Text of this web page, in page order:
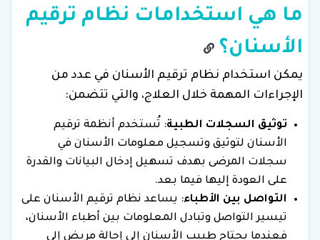
ما هي استخدامات نظام ترقيم
الأسنان؟
يمكن استخدام نظام ترقيم الأسنان في عدد من
الإجراءات المهمة خلال العلاج، والتي تتضمن:
توثيق السجلات الطبية: تُستخدم أنظمة ترقيم
الأسنان لتوثيق وتسجيل معلومات الأسنان في
سجلات المرضى بهدف تسهيل إدخال البيانات والقدرة
على العودة إليها فيما بعد.
التواصل بين الأطباء: يساعد نظام ترقيم الأسنان على
تيسير التواصل وتبادل المعلومات بين أطباء الأسنان،
فعندما يحتاج طبيب الأسنان إلى إحالة مريض إلى